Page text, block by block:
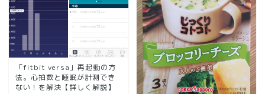
「fitbit versa」再起動の方
法。心拍数と睡眠が計測でき
ない！を解決【詳しく解説】